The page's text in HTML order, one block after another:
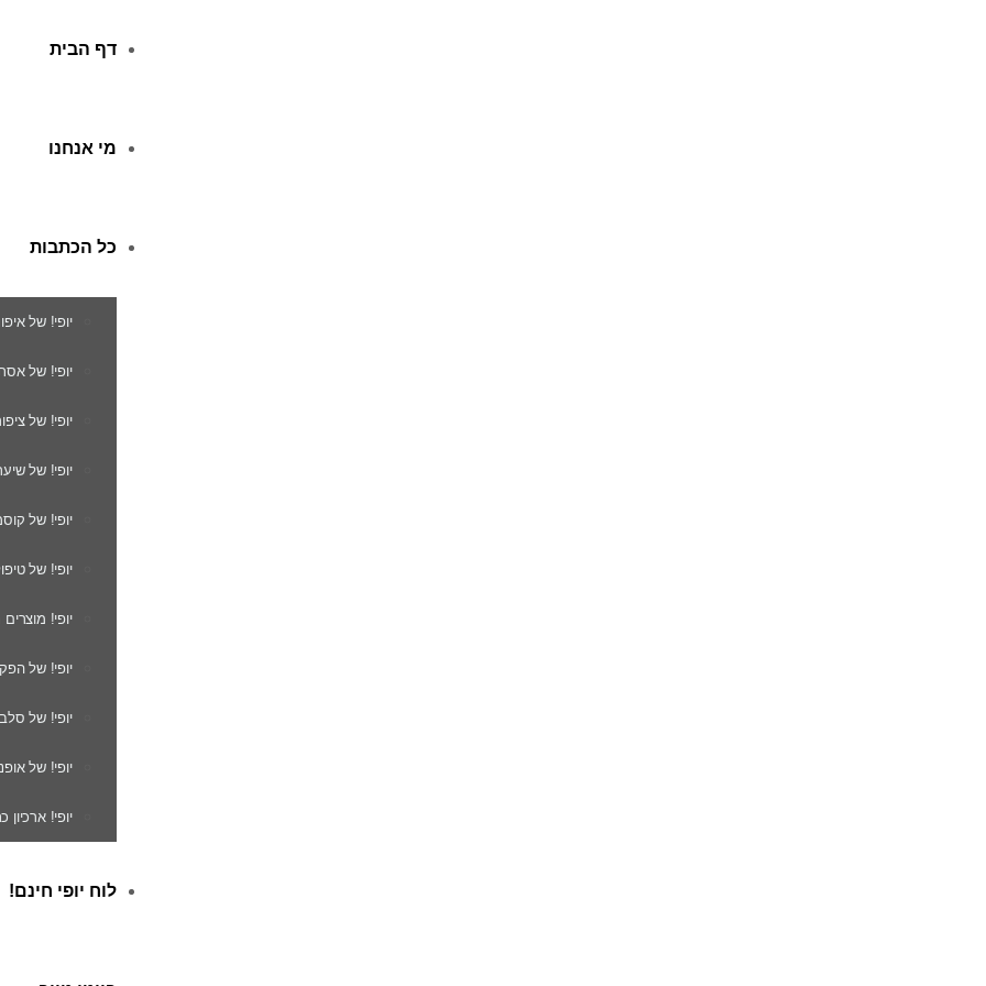
דף הבית
מי אנחנו
כל הכתבות
יופי! של
יופי! של
יופי! של
יופי! של
יופי! של
יופי! של
יופי!
יופי! של
יופי! של
יופי! של
יופי! ארכיון
לוח יופי חינם!